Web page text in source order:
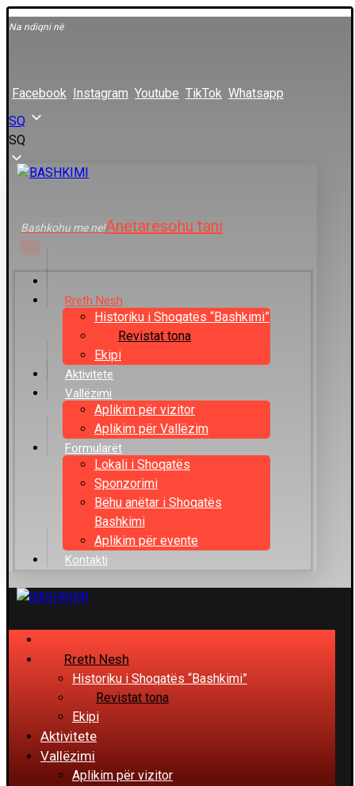
Na ndiqni në
Facebook Instagram Youtube TikTok Whatsapp
SQ
SQ
Bashkohu me ne!Anëtarësohu tani
Rreth Nesh
Historiku i Shoqatës “Bashkimi”
Revistat tona
Ekipi
Aktivitete
Vallëzimi
Aplikim për vizitor
Aplikim për Vallëzim
Formularët
Lokali i Shoqatës
Sponzorimi
Bëhu anëtar i Shoqatës
Bashkimi
Aplikim për evente
Kontakti
Rreth Nesh
Historiku i Shoqatës “Bashkimi”
Revistat tona
Ekipi
Aktivitete
Vallëzimi
Aplikim për vizitor